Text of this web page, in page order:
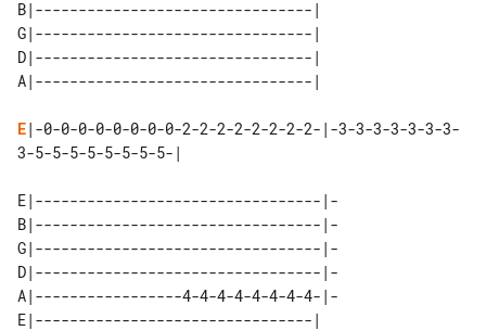
B|--------------------------------|
G|--------------------------------|
D|--------------------------------|
E|-0-0-0-0-0-0-0-0-2-2-2-2-2-2-2-2-|-3-3-3-3-3-3-3-
3-5-5-5-5-5-5-5-5-|
E|---------------------------------|-
B|---------------------------------|-
G|---------------------------------|-
D|---------------------------------|-
A|-----------------4-4-4-4-4-4-4-4-|-
E|--------------------------------|